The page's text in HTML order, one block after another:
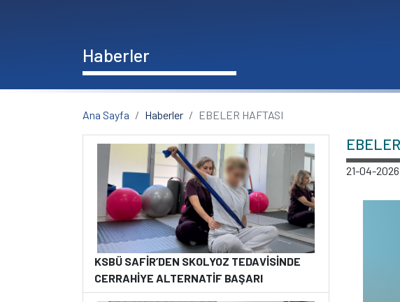
Haberler
Ana Sayfa Haberler EBELER HAFTASI
KSBÜ SAFİR’DEN SKOLYOZ TEDAVİSİNDE
CERRAHİYE ALTERNATİF BAŞARI
21-04-